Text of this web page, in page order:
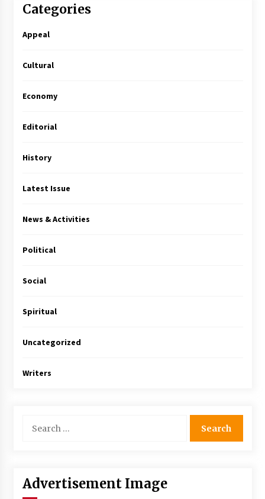
Categories
Appeal
Cultural
Economy
Editorial
History
Latest Issue
News & Activities
Political
Social
Spiritual
Uncategorized
Writers
Advertisement Image